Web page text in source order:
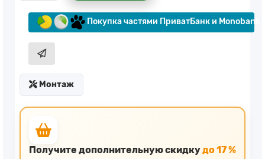
Покупка частями ПриватБанк и Monobank
Монтаж
Получите дополнительную скидкудо 17 %